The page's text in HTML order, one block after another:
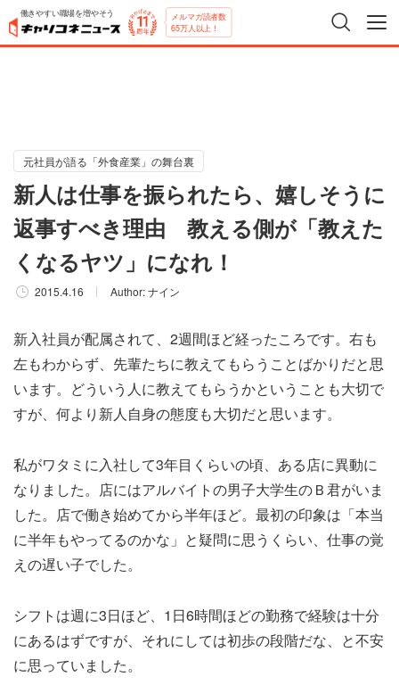
働きやすい職場を増やそう メルマガ読者数
65万人以上！
元社員が語る「外食産業」の舞台裏
新人は仕事を振られたら、嬉しそうに
返事すべき理由 教える側が「教えた
くなるヤツ」になれ！
2015.4.16 Author:ナイン
新入社員が配属されて、2週間ほど経ったころです。右も
左もわからず、先輩たちに教えてもらうことばかりだと思
います。どういう人に教えてもらうかということも大切で
すが、何より新人自身の態度も大切だと思います。
私がワタミに入社して3年目くらいの頃、ある店に異動に
なりました。店にはアルバイトの男子大学生のＢ君がいま
した。店で働き始めてから半年ほど。最初の印象は「本当
に半年もやってるのかな」と疑問に思うくらい、仕事の覚
えの遅い子でした。
シフトは週に3日ほど、1日6時間ほどの勤務で経験は十分
にあるはずですが、それにしては初歩の段階だな、と不安
に思っていました。